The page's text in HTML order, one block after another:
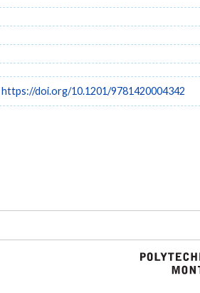
https://doi.org/10.1201/9781420004342